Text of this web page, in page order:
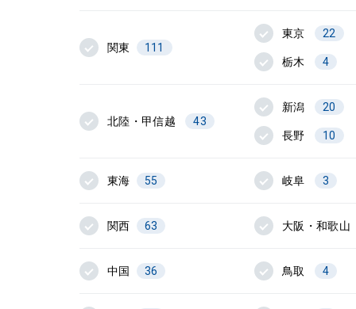
関東 111
東京 22
栃木 4
北陸・甲信越 43
新潟 20
長野 10
東海 55 岐阜 3
関西 63 大阪・和歌山
中国 36 鳥取 4